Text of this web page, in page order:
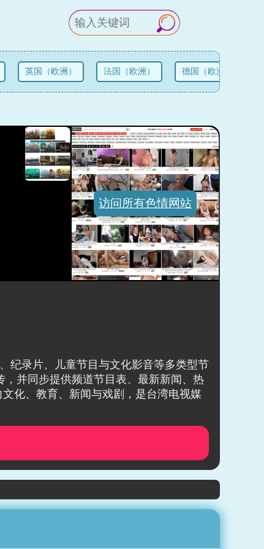
英国（欧洲） 法国（欧洲） 德国（欧洲）
访问所有色情网站
纪录片、儿童节目与文化影音等多类型节
并同步提供频道节目表、最新新闻、热
化、教育、新闻与戏剧，是台湾电视媒